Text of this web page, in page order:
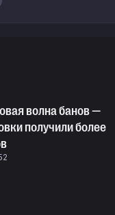
волна банов —
получили более